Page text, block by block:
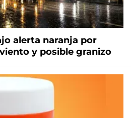
alerta naranja por
y posible granizo